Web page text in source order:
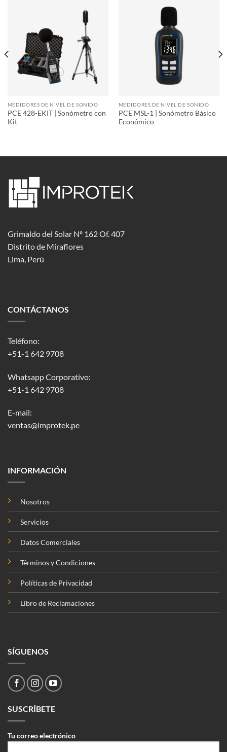
MEDIDORES DE NIVEL DE SONIDO
PCE 428-EKIT | Sonómetro con
Kit
MEDIDORES DE NIVEL DE SONIDO
PCE MSL-1 | Sonómetro Básico
Económico
Grimaldo del Solar Nº 162 Of. 407
Distrito de Miraflores
Lima, Perú
CONTÁCTANOS
Teléfono:
+51-1 642 9708
Whatsapp Corporativo:
+51-1 642 9708
E-mail:
ventas@improtek.pe
INFORMACIÓN
Nosotros
Servicios
Datos Comerciales
Términos y Condiciones
Políticas de Privacidad
Libro de Reclamaciones
SÍGUENOS
SUSCRÍBETE
Tu correo electrónico